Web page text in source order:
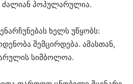
ძალიან პოპულარულია.
ხელს უწყობს:
შემცირდება. ამასთან,
სიმბოლოა.